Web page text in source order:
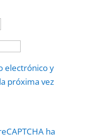
electrónico y
próxima vez
ha